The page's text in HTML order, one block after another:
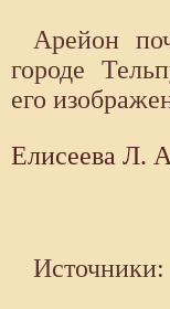
Арейон
городе
его
Елисеева Л.
Источники: